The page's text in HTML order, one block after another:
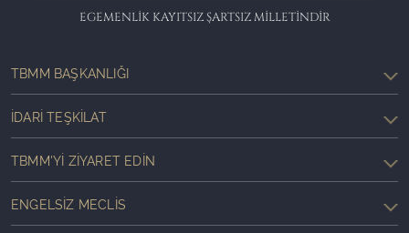
EGEMENLİK KAYITSIZ ŞARTSIZ MİLLETİNDİR
TBMM BAŞKANLIĞI
İDARI TEŞKILAT
TBMM'YI ZIYARET EDIN
ENGELSIZ MECLIS